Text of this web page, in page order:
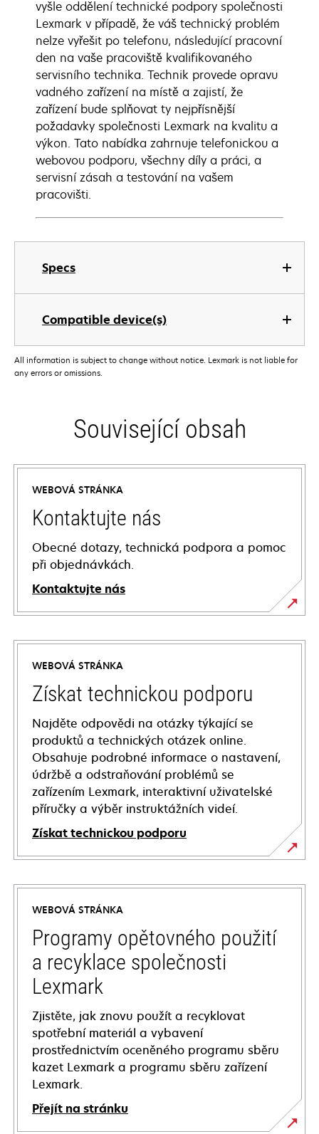
Specs
Compatible device(s)
vyšle oddělení technické podpory společnosti
Lexmark v případě, že váš technický problém
nelze vyřešit po telefonu, následující pracovní
den na vaše pracoviště kvalifikovaného
servisního technika. Technik provede opravu
vadného zařízení na místě a zajistí, že
zařízení bude splňovat ty nejpřísnější
požadavky společnosti Lexmark na kvalitu a
výkon. Tato nabídka zahrnuje telefonickou a
webovou podporu, všechny díly a práci, a
servisní zásah a testování na vašem
pracovišti.
All information is subject to change without notice. Lexmark is not liable for
any errors or omissions.
Související obsah
WEBOVÁ STRÁNKA
Kontaktujte nás
Obecné dotazy, technická podpora a pomoc
při objednávkách.
Kontaktujte nás
WEBOVÁ STRÁNKA
Získat technickou podporu
Najděte odpovědi na otázky týkající se
produktů a technických otázek online.
Obsahuje podrobné informace o nastavení,
údržbě a odstraňování problémů se
zařízením Lexmark, interaktivní uživatelské
příručky a výběr instruktážních videí.
Získat technickou podporu
opens
in
new
tab
WEBOVÁ STRÁNKA
Programy opětovného použití
a recyklace společnosti
Lexmark
Zjistěte, jak znovu použít a recyklovat
spotřební materiál a vybavení
prostřednictvím oceněného programu sběru
kazet Lexmark a programu sběru zařízení
Lexmark.
Přejít na stránku